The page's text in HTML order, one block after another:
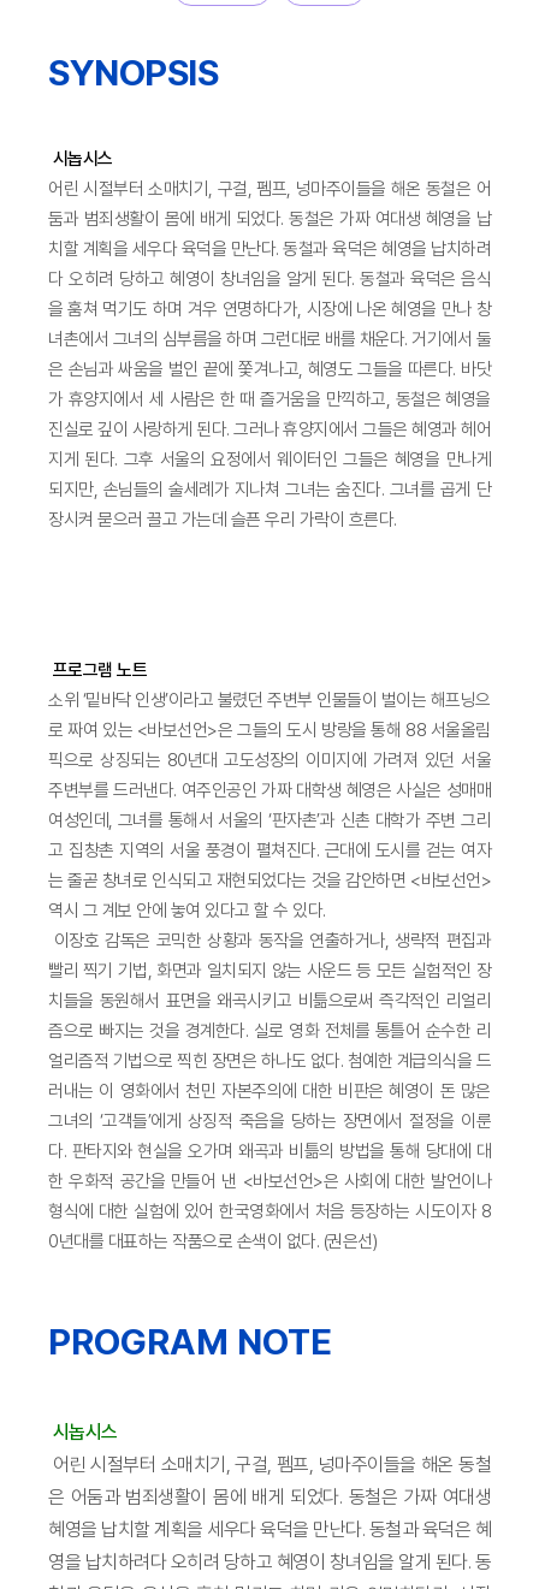
SYNOPSIS
시놉시스
어린 시절부터 소매치기, 구걸, 펨프, 넝마주이들을 해온 동철은 어
둠과 범죄생활이 몸에 배게 되었다. 동철은 가짜 여대생 혜영을 납
치할 계획을 세우다 육덕을 만난다. 동철과 육덕은 혜영을 납치하려
다 오히려 당하고 혜영이 창녀임을 알게 된다. 동철과 육덕은 음식
을 훔쳐 먹기도 하며 겨우 연명하다가, 시장에 나온 혜영을 만나 창
녀촌에서 그녀의 심부름을 하며 그런대로 배를 채운다. 거기에서 둘
은 손님과 싸움을 벌인 끝에 쫓겨나고, 혜영도 그들을 따른다. 바닷
가 휴양지에서 세 사람은 한 때 즐거움을 만끽하고, 동철은 혜영을
진실로 깊이 사랑하게 된다. 그러나 휴양지에서 그들은 혜영과 헤어
지게 된다. 그후 서울의 요정에서 웨이터인 그들은 혜영을 만나게
되지만, 손님들의 술세례가 지나쳐 그녀는 숨진다. 그녀를 곱게 단
장시켜 묻으러 끌고 가는데 슬픈 우리 가락이 흐른다.
프로그램 노트
소위 ‘밑바닥 인생’이라고 불렸던 주변부 인물들이 벌이는 해프닝으
로 짜여 있는 <바보선언>은 그들의 도시 방랑을 통해 88 서울올림
픽으로 상징되는 80년대 고도성장의 이미지에 가려져 있던 서울
주변부를 드러낸다. 여주인공인 가짜 대학생 혜영은 사실은 성매매
여성인데, 그녀를 통해서 서울의 ‘판자촌’과 신촌 대학가 주변 그리
고 집창촌 지역의 서울 풍경이 펼쳐진다. 근대에 도시를 걷는 여자
는 줄곧 창녀로 인식되고 재현되었다는 것을 감안하면 <바보선언>
역시 그 계보 안에 놓여 있다고 할 수 있다.
이장호 감독은 코믹한 상황과 동작을 연출하거나, 생략적 편집과
빨리 찍기 기법, 화면과 일치되지 않는 사운드 등 모든 실험적인 장
치들을 동원해서 표면을 왜곡시키고 비틂으로써 즉각적인 리얼리
즘으로 빠지는 것을 경계한다. 실로 영화 전체를 통틀어 순수한 리
얼리즘적 기법으로 찍힌 장면은 하나도 없다. 첨예한 계급의식을 드
러내는 이 영화에서 천민 자본주의에 대한 비판은 혜영이 돈 많은
그녀의 ‘고객들’에게 상징적 죽음을 당하는 장면에서 절정을 이룬
다. 판타지와 현실을 오가며 왜곡과 비틂의 방법을 통해 당대에 대
한 우화적 공간을 만들어 낸 <바보선언>은 사회에 대한 발언이나
형식에 대한 실험에 있어 한국영화에서 처음 등장하는 시도이자 8
0년대를 대표하는 작품으로 손색이 없다. (권은선)
PROGRAM NOTE
시놉시스
어린 시절부터 소매치기, 구걸, 펨프, 넝마주이들을 해온 동철
은 어둠과 범죄생활이 몸에 배게 되었다. 동철은 가짜 여대생
혜영을 납치할 계획을 세우다 육덕을 만난다. 동철과 육덕은 혜
영을 납치하려다 오히려 당하고 혜영이 창녀임을 알게 된다. 동